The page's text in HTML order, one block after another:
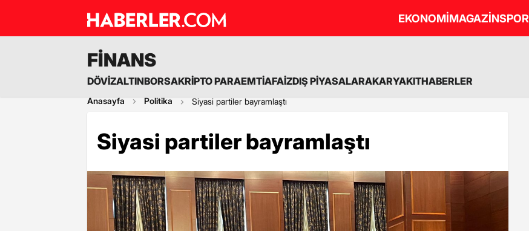
EKONOMİMAGAZİNSPOR
FİNANS
DÖVİZALTINBORSAKRİPTO PARAEMTİAFAİZDIŞ PİYASALARAKARYAKITHABERLER
Anasayfa Politika Siyasi partiler bayramlaştı
Siyasi partiler bayramlaştı